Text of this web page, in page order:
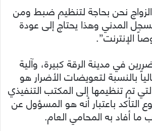
نحن بحاجة لتنظيم ضبط ومن
المدني وهذا يحتاج إلى عودة
الإنترنت”.
في مدينة الرقة كبيرة، وآلية
بالنسبة لتعويضات الأضرار هو
تم تنظيمها إلى المكتب التنفيذي
التأكد باعتبار أنه هو المسؤول عن
أفاد به المحامي العام.